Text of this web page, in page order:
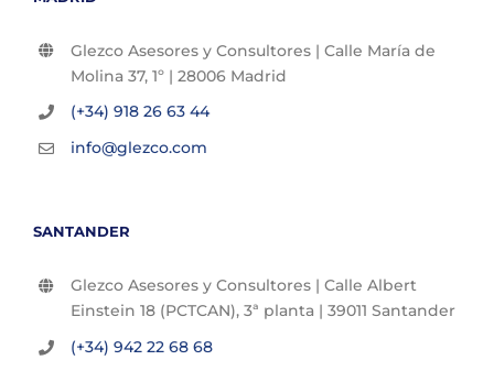
Glezco Asesores y Consultores | Calle María de
Molina 37, 1º | 28006 Madrid
(+34) 918 26 63 44
info@glezco.com
SANTANDER
Glezco Asesores y Consultores | Calle Albert
Einstein 18 (PCTCAN), 3ª planta | 39011 Santander
(+34) 942 22 68 68